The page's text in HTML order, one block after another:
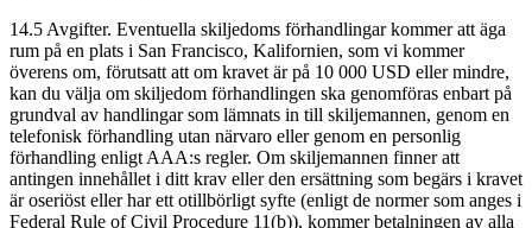
14.5 Avgifter. Eventuella skiljedoms förhandlingar kommer att äga
rum på en plats i San Francisco, Kalifornien, som vi kommer
överens om, förutsatt att om kravet är på 10 000 USD eller mindre,
kan du välja om skiljedom förhandlingen ska genomföras enbart på
grundval av handlingar som lämnats in till skiljemannen, genom en
telefonisk förhandling utan närvaro eller genom en personlig
förhandling enligt AAA:s regler. Om skiljemannen finner att
antingen innehållet i ditt krav eller den ersättning som begärs i kravet
är oseriöst eller har ett otillbörligt syfte (enligt de normer som anges i
Federal Rule of Civil Procedure 11(b)), kommer betalningen av alla